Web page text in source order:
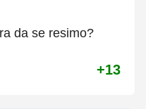
da se resimo?
+13